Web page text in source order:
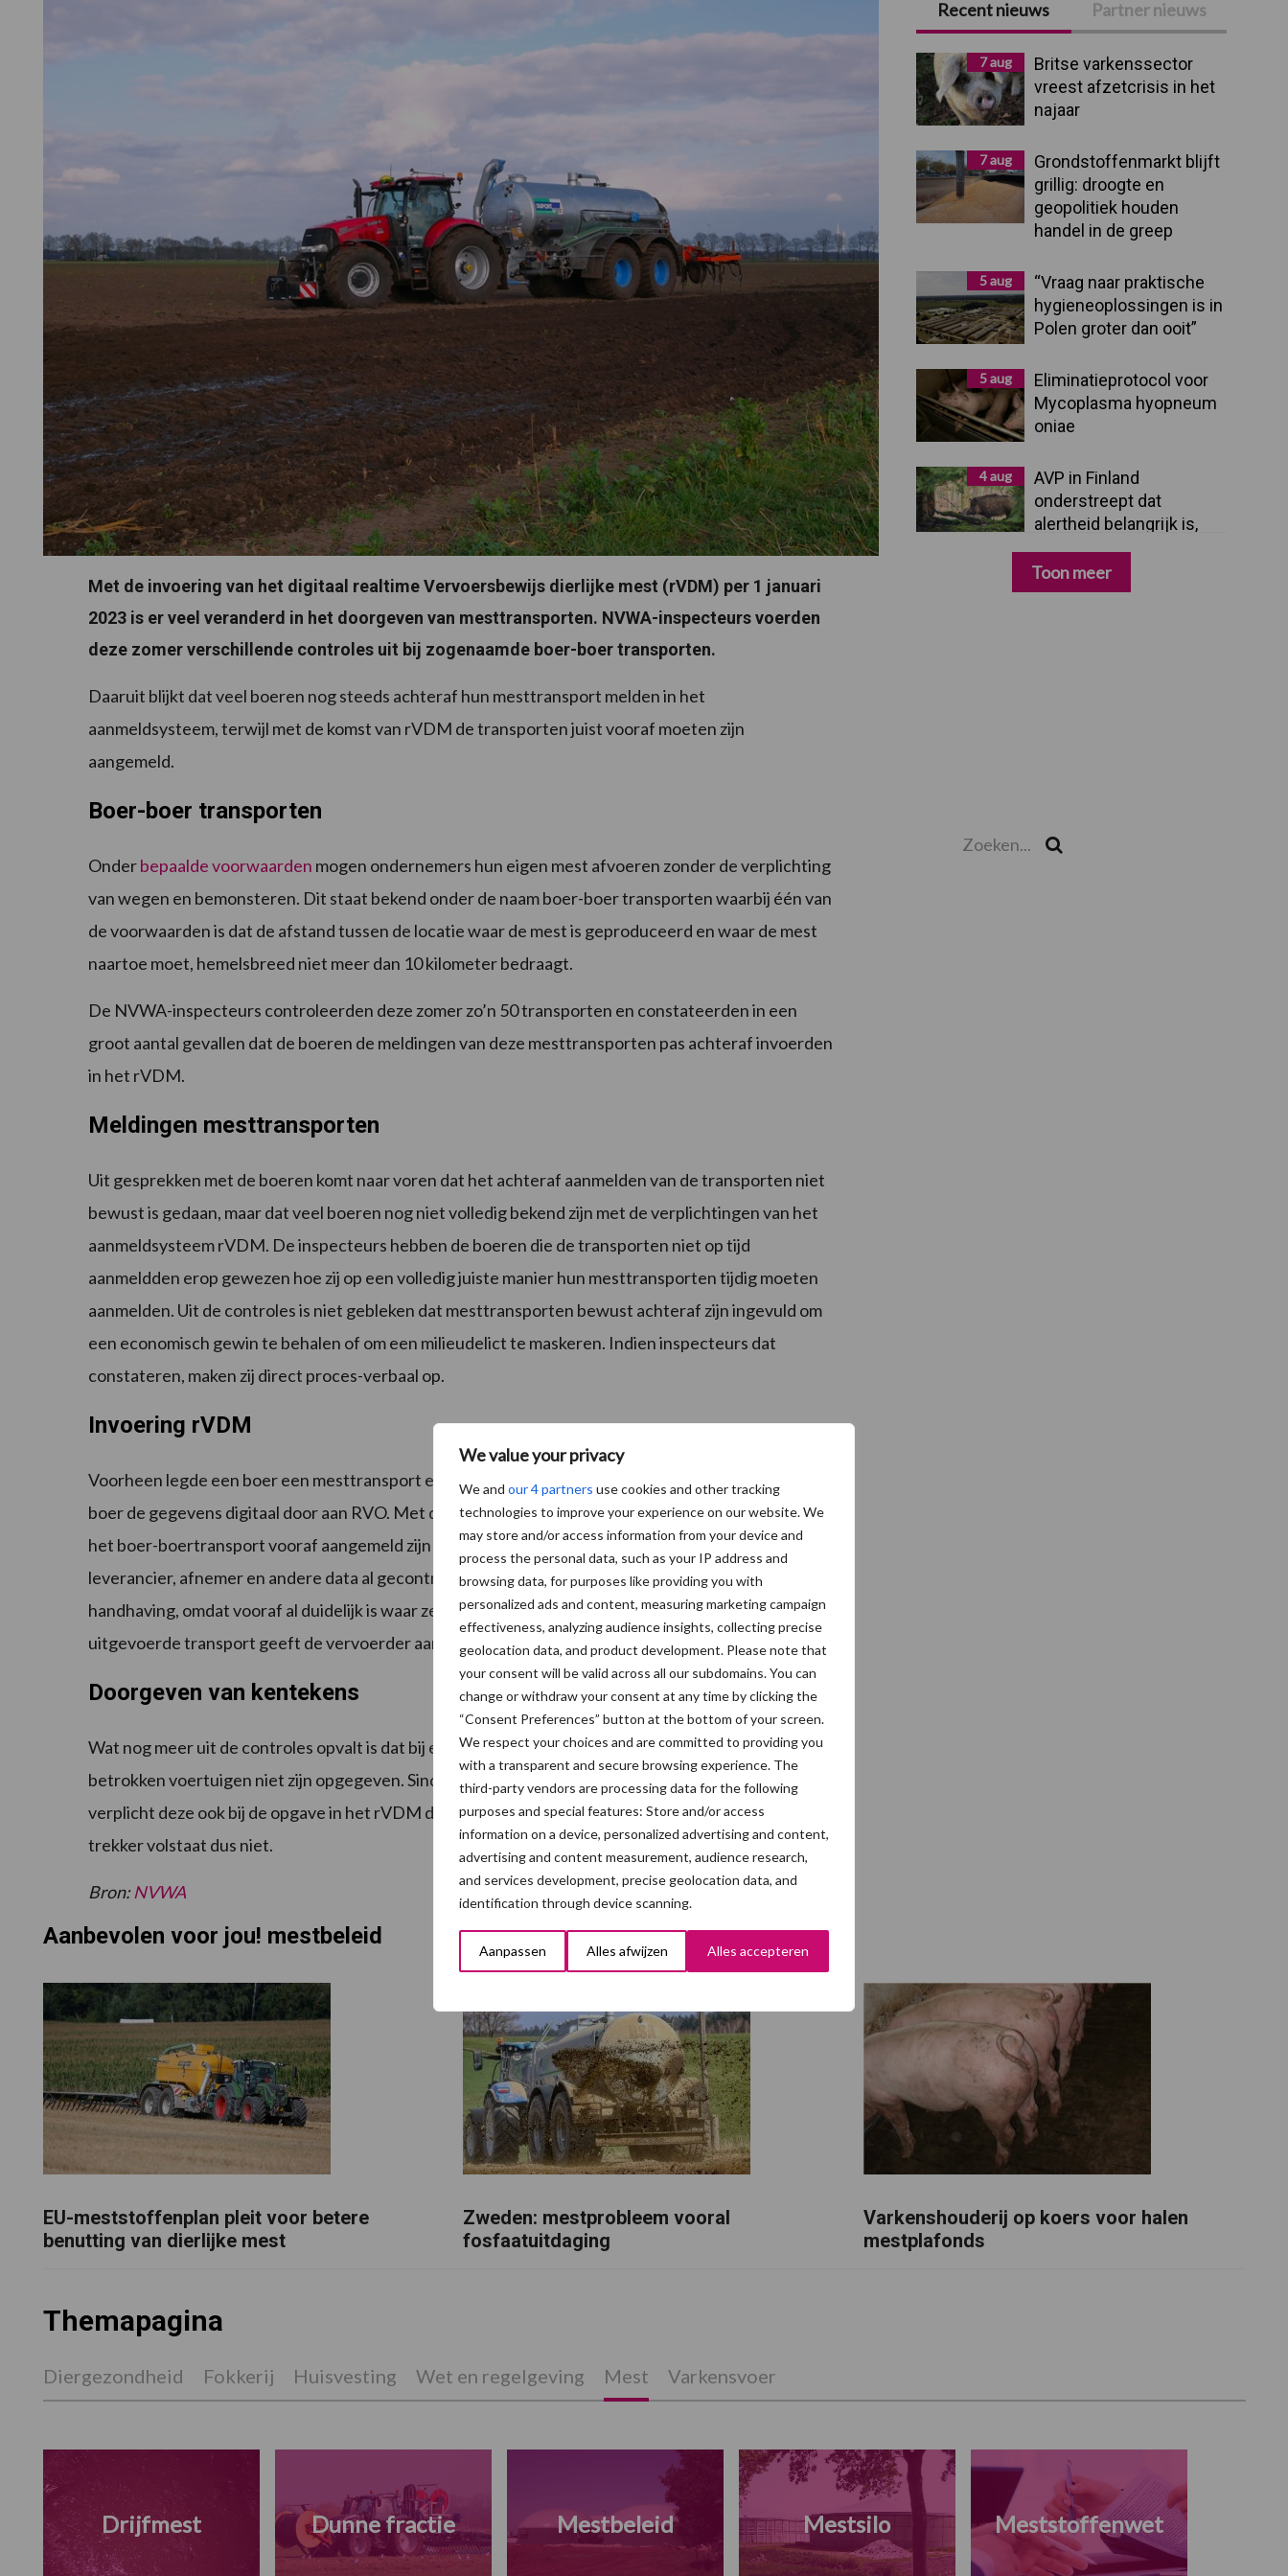
We value your privacy
We and our 4 partners use cookies and other tracking
technologies to improve your experience on our website. We
may store and/or access information from your device and
process the personal data, such as your IP address and
browsing data, for purposes like providing you with
personalized ads and content, measuring marketing campaign
effectiveness, analyzing audience insights, collecting precise
geolocation data, and product development. Please note that
your consent will be valid across all our subdomains. You can
change or withdraw your consent at any time by clicking the
“Consent Preferences” button at the bottom of your screen.
We respect your choices and are committed to providing you
with a transparent and secure browsing experience. The
third-party vendors are processing data for the following
purposes and special features: Store and/or access
information on a device, personalized advertising and content,
advertising and content measurement, audience research,
and services development, precise geolocation data, and
identification through device scanning.
Aanpassen Alles afwijzen Alles accepteren
Met de invoering van het digitaal realtime Vervoersbewijs dierlijke mest (rVDM) per 1 januari
2023 is er veel veranderd in het doorgeven van mesttransporten. NVWA-inspecteurs voerden
deze zomer verschillende controles uit bij zogenaamde boer-boer transporten.
Daaruit blijkt dat veel boeren nog steeds achteraf hun mesttransport melden in het
aanmeldsysteem, terwijl met de komst van rVDM de transporten juist vooraf moeten zijn
aangemeld.
Boer-boer transporten
Onderbepaalde voorwaarden mogen ondernemers hun eigen mest afvoeren zonder de verplichting
van wegen en bemonsteren. Dit staat bekend onder de naam boer-boer transporten waarbij één van
de voorwaarden is dat de afstand tussen de locatie waar de mest is geproduceerd en waar de mest
naartoe moet, hemelsbreed niet meer dan 10 kilometer bedraagt.
De NVWA-inspecteurs controleerden deze zomer zo’n 50 transporten en constateerden in een
groot aantal gevallen dat de boeren de meldingen van deze mesttransporten pas achteraf invoerden
in het rVDM.
Meldingen mesttransporten
Uit gesprekken met de boeren komt naar voren dat het achteraf aanmelden van de transporten niet
bewust is gedaan, maar dat veel boeren nog niet volledig bekend zijn met de verplichtingen van het
aanmeldsysteem rVDM. De inspecteurs hebben de boeren die de transporten niet op tijd
aanmeldden erop gewezen hoe zij op een volledig juiste manier hun mesttransporten tijdig moeten
aanmelden. Uit de controles is niet gebleken dat mesttransporten bewust achteraf zijn ingevuld om
een economisch gewin te behalen of om een milieudelict te maskeren. Indien inspecteurs dat
constateren, maken zij direct proces-verbaal op.
Invoering rVDM
Voorheen legde een boer een mesttransport eerst op een VDM-formulier vast en achteraf gaf de
boer de gegevens digitaal door aan RVO. Met de invoering van het rVDM per 1 januari 2023 moet
het boer-boertransport vooraf aangemeld zijn in het rVDM. Hierdoor kunnen de gegevens van de
leverancier, afnemer en andere data al gecontroleerd zijn. Ook geeft dit mogelijkheden voor de
handhaving, omdat vooraf al duidelijk is waar ze transporten kunnen verwachten. Na het
uitgevoerde transport geeft de vervoerder aan in rVDM dat het transport heeft plaatsgevonden.
Doorgeven van kentekens
Wat nog meer uit de controles opvalt is dat bij een aantal rVDM-meldingen de kentekens van de
betrokken voertuigen niet zijn opgegeven. Sinds de invoering van de kentekens op voertuigen is het
verplicht deze ook bij de opgave in het rVDM door te geven. De merknaam van bijvoorbeeld een
trekker volstaat dus niet.
Bron:NVWA
Primaire
Sidebar
Recent nieuws Partner nieuws
7 aug
Britse varkenssector
vreest afzetcrisis in het
najaar
7 aug
Grondstoffenmarkt blijft
grillig: droogte en
geopolitiek houden
handel in de greep
5 aug
“Vraag naar praktische
hygieneoplossingen is in
Polen groter dan ooit”
5 aug
Eliminatieprotocol voor
Mycoplasma hyopneum
oniae
4 aug
AVP in Finland
onderstreept dat
alertheid belangrijk is,
zeker nu
Toon meer
Aanbevolen voor jou! mestbeleid
EU-meststoffenplan pleit voor betere
benutting van dierlijke mest
Zweden: mestprobleem vooral
fosfaatuitdaging
Varkenshouderij op koers voor halen
mestplafonds
Themapagina
Diergezondheid Fokkerij Huisvesting Wet en regelgeving Mest Varkensvoer
Drijfmest Dunne fractie Mestbeleid Mestsilo Meststoffenwet